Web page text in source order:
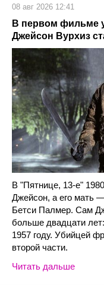
08 авг 2026 12:41
В первом фильме
Джейсон Вурхиз
В "Пятнице, 13-е"
Джейсон, а его мать
Бетси Палмер. Сам
больше двадцати
1957 году. Убийцей
второй части.
Читать дальше